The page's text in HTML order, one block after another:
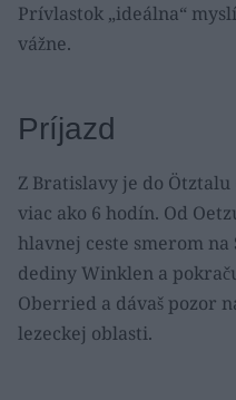
Prívlastok „ideálna“
vážne.
Príjazd
Z Bratislavy je do
viac ako 6 hodín. Od
hlavnej ceste smerom na
dediny Winklen a
Oberried a dávaš pozor
lezeckej oblasti.